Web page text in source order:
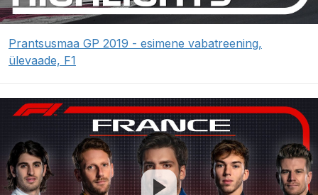
Prantsusmaa GP 2019 - esimene vabatreening,
ülevaade, F1